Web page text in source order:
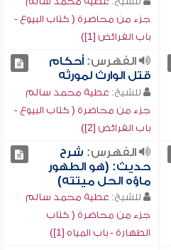
جزء من محاضرة ( كتاب البيوع -
باب الفرائض [1])
الفهرس:أحكام
قتل الوارث لمورثه
للشيخ: عطية محمد سالم
جزء من محاضرة ( كتاب البيوع -
باب الفرائض [2])
الفهرس: شرح
حديث: (هو الطهور
ماؤه الحل ميتته)
للشيخ: عطية محمد سالم
جزء من محاضرة ( كتاب
الطهارة - باب المياه [1])